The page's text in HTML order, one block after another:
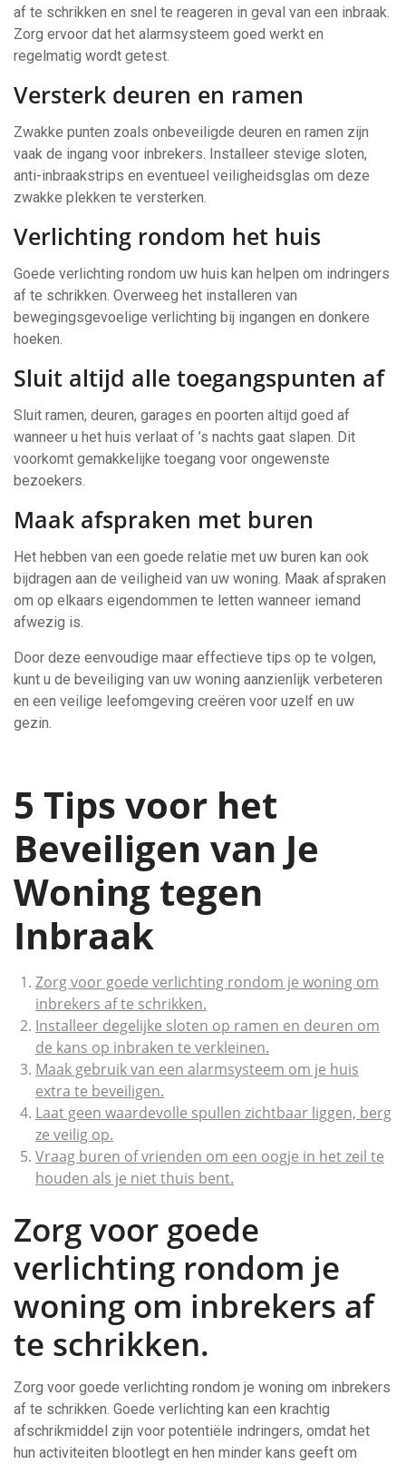
af te schrikken en snel te reageren in geval van een inbraak.
Zorg ervoor dat het alarmsysteem goed werkt en
regelmatig wordt getest.
Versterk deuren en ramen
Zwakke punten zoals onbeveiligde deuren en ramen zijn
vaak de ingang voor inbrekers. Installeer stevige sloten,
anti-inbraakstrips en eventueel veiligheidsglas om deze
zwakke plekken te versterken.
Verlichting rondom het huis
Goede verlichting rondom uw huis kan helpen om indringers
af te schrikken. Overweeg het installeren van
bewegingsgevoelige verlichting bij ingangen en donkere
hoeken.
Sluit altijd alle toegangspunten af
Sluit ramen, deuren, garages en poorten altijd goed af
wanneer u het huis verlaat of ’s nachts gaat slapen. Dit
voorkomt gemakkelijke toegang voor ongewenste
bezoekers.
Maak afspraken met buren
Het hebben van een goede relatie met uw buren kan ook
bijdragen aan de veiligheid van uw woning. Maak afspraken
om op elkaars eigendommen te letten wanneer iemand
afwezig is.
Door deze eenvoudige maar effectieve tips op te volgen,
kunt u de beveiliging van uw woning aanzienlijk verbeteren
en een veilige leefomgeving creëren voor uzelf en uw
gezin.
5 Tips voor het
Beveiligen van Je
Woning tegen
Inbraak
Zorg voor goede verlichting rondom je woning om
inbrekers af te schrikken.
Installeer degelijke sloten op ramen en deuren om
de kans op inbraken te verkleinen.
Maak gebruik van een alarmsysteem om je huis
extra te beveiligen.
Laat geen waardevolle spullen zichtbaar liggen, berg
ze veilig op.
Vraag buren of vrienden om een oogje in het zeil te
houden als je niet thuis bent.
Zorg voor goede
verlichting rondom je
woning om inbrekers af
te schrikken.
Zorg voor goede verlichting rondom je woning om inbrekers
af te schrikken. Goede verlichting kan een krachtig
afschrikmiddel zijn voor potentiële indringers, omdat het
hun activiteiten blootlegt en hen minder kans geeft om